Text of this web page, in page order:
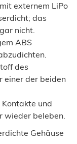
externem LiPo
das
nicht.
ABS
des
einer der beiden
und
wieder beleben.
Gehäuse